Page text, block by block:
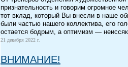
признательность и говорим огромное
тот вклад, который Вы внесли в наше
были частью нашего коллектива, его
остается бодрым, а оптимизм —
21 декабря 2022 г.
ВНИМАНИЕ!